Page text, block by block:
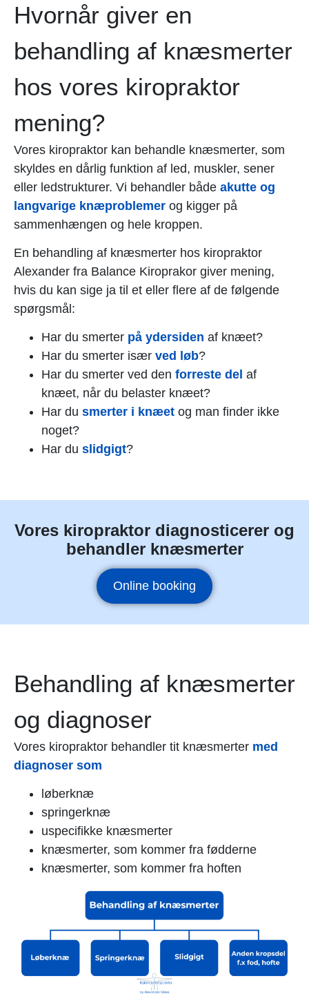
Hvornår giver en
behandling af knæsmerter
hos vores kiropraktor
mening?
Vores kiropraktor kan behandle knæsmerter, som
skyldes en dårlig funktion af led, muskler, sener
eller ledstrukturer. Vi behandler både akutte og
langvarige knæproblemer og kigger på
sammenhængen og hele kroppen.
En behandling af knæsmerter hos kiropraktor
Alexander fra Balance Kiroprakor giver mening,
hvis du kan sige ja til et eller flere af de følgende
spørgsmål:
Har du smerter på ydersiden af knæet?
Har du smerter især ved løb?
Har du smerter ved den forreste del af
knæet, når du belaster knæet?
Har du smerter i knæet og man finder ikke
noget?
Har du slidgigt?
Vores kiropraktor diagnosticerer og
behandler knæsmerter
Online booking
Behandling af knæsmerter
og diagnoser
Vores kiropraktor behandler tit knæsmerter med
diagnoser som
løberknæ
springerknæ
uspecifikke knæsmerter
knæsmerter, som kommer fra fødderne
knæsmerter, som kommer fra hoften